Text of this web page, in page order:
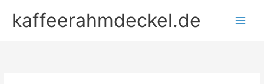
Inhaltkaffeerahmdeckel.de